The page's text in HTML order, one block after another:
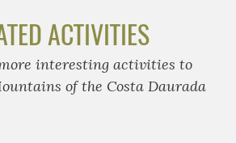
ACTIVITIES
interesting activities to
of the Costa Daurada